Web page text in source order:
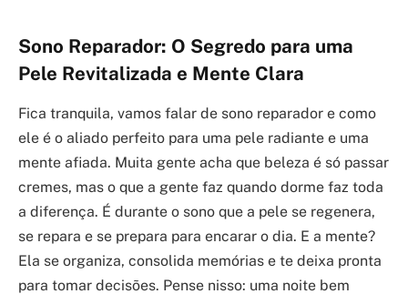
Sono Reparador: O Segredo para uma
Pele Revitalizada e Mente Clara
Fica tranquila, vamos falar de sono reparador e como
ele é o aliado perfeito para uma pele radiante e uma
mente afiada. Muita gente acha que beleza é só passar
cremes, mas o que a gente faz quando dorme faz toda
a diferença. É durante o sono que a pele se regenera,
se repara e se prepara para encarar o dia. E a mente?
Ela se organiza, consolida memórias e te deixa pronta
para tomar decisões. Pense nisso: uma noite bem